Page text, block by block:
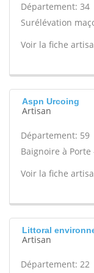
Département: 34
Surélévation
Voir la fiche
Aspn Urcoing
Artisan
Département: 59
Baignoire à Porte
Voir la fiche
Littoral
Artisan
Département: 22